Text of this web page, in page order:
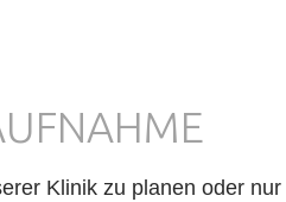
Klinik zu planen oder